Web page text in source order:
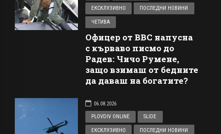
ЕКСКЛУЗИВНО ПОСЛЕДНИ НОВИНИ
ЧЕТИВА
Офицер от ВВС напусна
с кърваво писмо до
Радев: Чичо Румене,
защо взимаш от бедните
да даваш на богатите?
06.08.2026
PLOVDIV ONLINE
SLIDE
ЕКСКЛУЗИВНО ПОСЛЕДНИ НОВИНИ